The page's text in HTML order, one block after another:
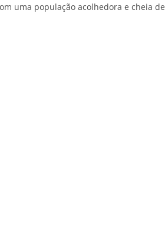
uma população acolhedora e cheia de